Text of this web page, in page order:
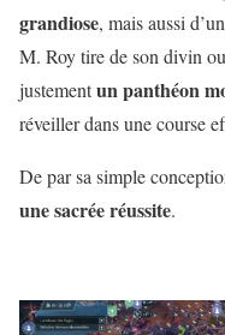
grandiose, mais aussi
M. Roy tire de son divin
justementun panthéon
réveiller dans une course
De par sa simple
une sacrée réussite.